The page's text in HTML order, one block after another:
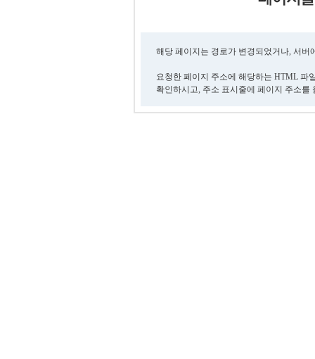
해당 페이지는 경로가 변경되었거나, 서
요청한 페이지 주소에 해당하는 HTML 파
확인하시고, 주소 표시줄에 페이지 주소